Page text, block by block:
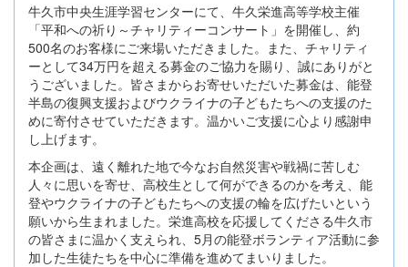
牛久市中央生涯学習センターにて、牛久栄進高等学校主催
「平和への祈り～チャリティーコンサート」を開催し、約
500名のお客様にご来場いただきました。また、チャリティ
ーとして34万円を超える募金のご協力を賜り、誠にありがと
うございました。皆さまからお寄せいただいた募金は、能登
半島の復興支援およびウクライナの子どもたちへの支援のた
めに寄付させていただきます。温かいご支援に心より感謝申
し上げます。
本企画は、遠く離れた地で今なお自然災害や戦禍に苦しむ
人々に思いを寄せ、高校生として何ができるのかを考え、能
登やウクライナの子どもたちへの支援の輪を広げたいという
願いから生まれました。栄進高校を応援してくださる牛久市
の皆さまに温かく支えられ、5月の能登ボランティア活動に参
加した生徒たちを中心に準備を進めてまいりました。